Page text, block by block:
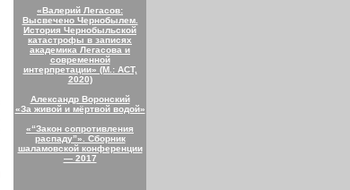
«Валерий Легасов:
Высвечено Чернобылем.
История Чернобыльской
катастрофы в записях
академика Легасова и
современной
интерпретации» (М.: АСТ,
2020)
Александр Воронский
«За живой и мёртвой водой»
«“Закон сопротивления
распаду”». Сборник
шаламовской конференции
— 2017